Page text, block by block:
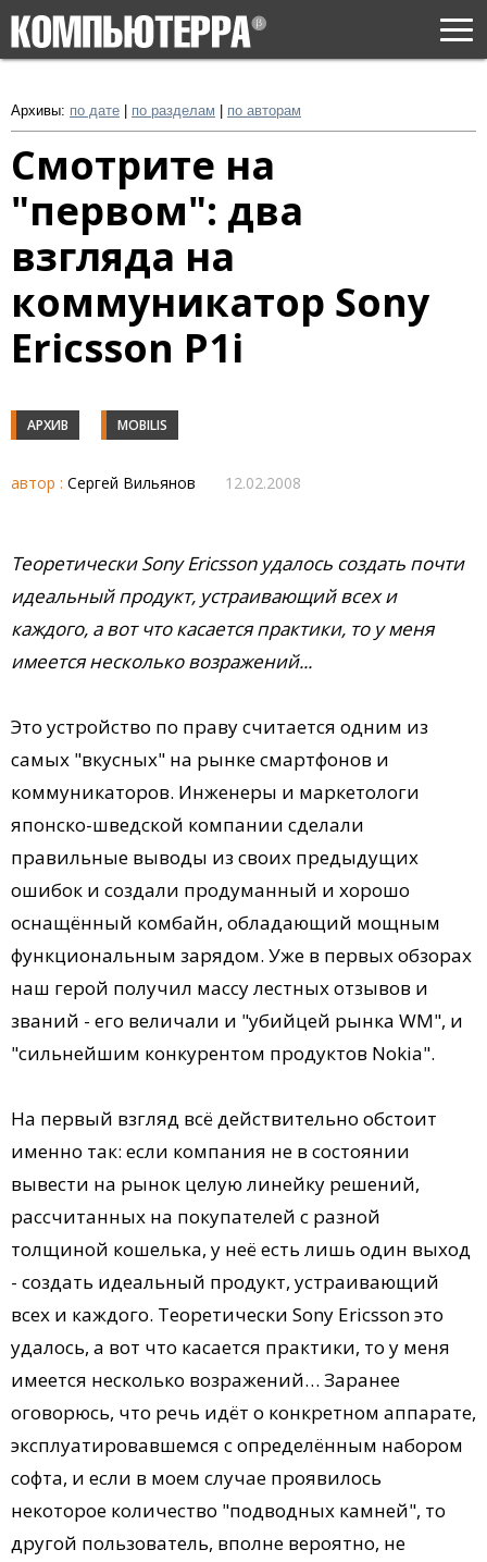
Архивы: по дате по разделам по авторам
Смотрите на
"первом": два
взгляда на
коммуникатор Sony
Ericsson P1i
АРХИВ MOBILIS
автор : Сергей Вильянов 12.02.2008
Теоретически Sony Ericsson удалось создать почти
идеальный продукт, устраивающий всех и
каждого, а вот что касается практики, то у меня
имеется несколько возражений...
Это устройство по праву считается одним из
самых "вкусных" на рынке смартфонов и
коммуникаторов. Инженеры и маркетологи
японско-шведской компании сделали
правильные выводы из своих предыдущих
ошибок и создали продуманный и хорошо
оснащённый комбайн, обладающий мощным
функциональным зарядом. Уже в первых обзорах
наш герой получил массу лестных отзывов и
званий - его величали и "убийцей рынка WM", и
"сильнейшим конкурентом продуктов Nokia".
На первый взгляд всё действительно обстоит
именно так: если компания не в состоянии
вывести на рынок целую линейку решений,
рассчитанных на покупателей с разной
толщиной кошелька, у неё есть лишь один выход
- создать идеальный продукт, устраивающий
всех и каждого. Теоретически Sony Ericsson это
удалось, а вот что касается практики, то у меня
имеется несколько возражений… Заранее
оговорюсь, что речь идёт о конкретном аппарате,
эксплуатировавшемся с определённым набором
софта, и если в моем случае проявилось
некоторое количество "подводных камней", то
другой пользователь, вполне вероятно, не